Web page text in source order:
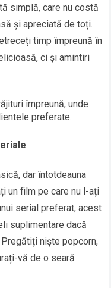
simplă, care nu costă
și apreciată de toți.
timp împreună în
ci și amintiri
împreună, unde
preferate.
dar întotdeauna
un film pe care nu l-ați
serial preferat, acest
suplimentare dacă
niște popcorn,
vă de o seară